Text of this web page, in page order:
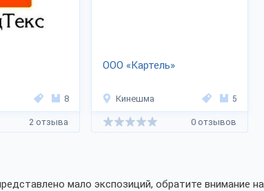
8
2 отзыва
ООО «Картель»
Кинешма 5
0 отзывов
мало экспозиций, обратите внимание